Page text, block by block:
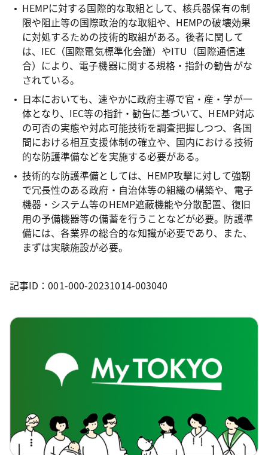
HEMPに対する国際的な取組として、核兵器保有の制
限や阻止等の国際政治的な取組や、HEMPの破壊効果
に対処するための技術的取組がある。後者に関して
は、IEC（国際電気標準化会議）やITU（国際通信連
合）により、電子機器に関する規格・指針の勧告がな
されている。
日本においても、速やかに政府主導で官・産・学が一
体となり、IEC等の指針・勧告に基づいて、HEMP対応
の可否の実態や対応可能技術を調査把握しつつ、各国
間における相互支援体制の確立や、国内における技術
的な防護準備などを実施する必要がある。
技術的な防護準備としては、HEMP攻撃に対して強靭
で冗長性のある政府・自治体等の組織の構築や、電子
機器・システム等のHEMP遮蔽機能や分散配置、復旧
用の予備機器等の備蓄を行うことなどが必要。防護準
備には、各業界の総合的な知識が必要であり、また、
まずは実験施設が必要。
記事ID：001-000-20231014-003040